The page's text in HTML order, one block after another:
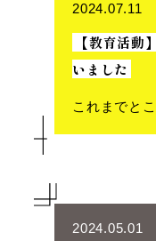
2024.07.11
【教育活動
いました
これまでと
2024.05.01